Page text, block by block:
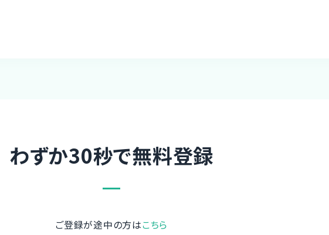
わずか30秒で無料登録
ご登録が途中の方はこちら